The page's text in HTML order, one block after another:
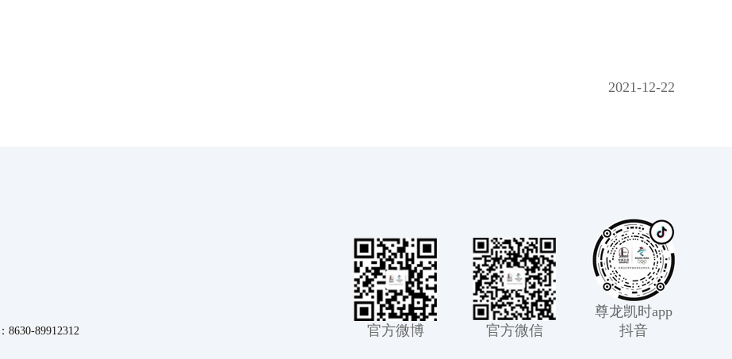
2021-12-22
89912312 官方微博 官方微信
尊龙凯时app
抖音